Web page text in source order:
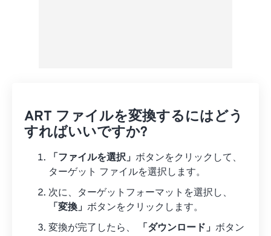
ART ファイルを変換するにはどう
すればいいですか?
「ファイルを選択」 ボタンをクリックして、
ターゲット ファイルを選択します。
次に、ターゲットフォーマットを選択し、
「変換」 ボタンをクリックします。
変換が完了したら、
「ダウンロード」 ボタン